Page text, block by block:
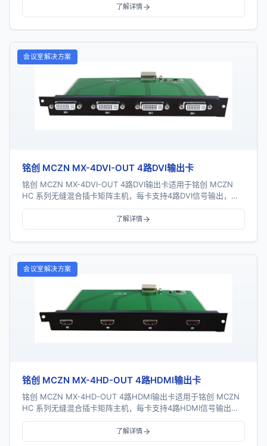
了解详情
会议室解决方案
铭创 MCZN MX-4DVI-OUT 4路DVI输出卡
铭创 MCZN MX-4DVI-OUT 4路DVI输出卡适用于铭创 MCZN
HC 系列无缝混合插卡矩阵主机，每卡支持4路DVI信号输出，采
用一卡四路插卡式结构...
了解详情
会议室解决方案
铭创 MCZN MX-4HD-OUT 4路HDMI输出卡
铭创 MCZN MX-4HD-OUT 4路HDMI输出卡适用于铭创 MCZN
HC 系列无缝混合插卡矩阵主机，每卡支持4路HDMI信号输出，
采用一卡四路插卡式结...
了解详情